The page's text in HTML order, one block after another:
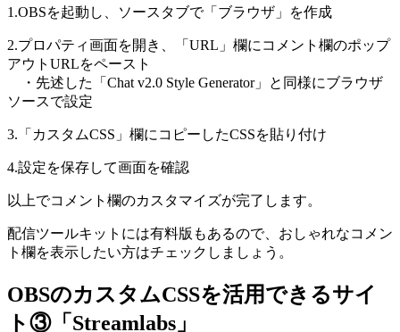
1.OBSを起動し、ソースタブで「ブラウザ」を作成
2.プロパティ画面を開き、「URL」欄にコメント欄のポップ
アウトURLをペースト
・先述した「Chat v2.0 Style Generator」と同様にブラウザ
ソースで設定
3.「カスタムCSS」欄にコピーしたCSSを貼り付け
4.設定を保存して画面を確認
以上でコメント欄のカスタマイズが完了します。
配信ツールキットには有料版もあるので、おしゃれなコメン
ト欄を表示したい方はチェックしましょう。
OBSのカスタムCSSを活用できるサイ
ト③「Streamlabs」